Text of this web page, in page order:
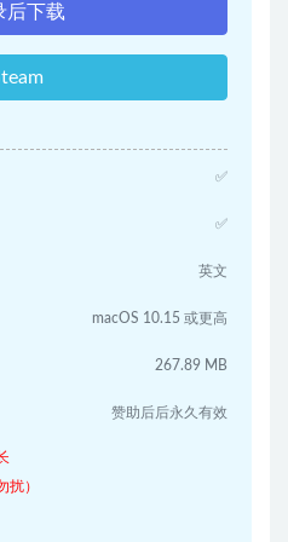
后下载
✅
✅
英文
macOS 10.15 或更高
267.89 MB
赞助后后永久有效
扰）